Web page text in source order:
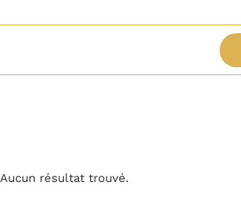
Notice
Aucun résultat trouvé.